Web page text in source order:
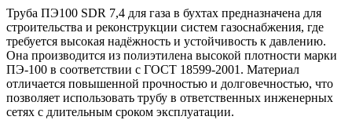
Труба ПЭ100 SDR 7,4 для газа в бухтах предназначена для
строительства и реконструкции систем газоснабжения, где
требуется высокая надёжность и устойчивость к давлению.
Она производится из полиэтилена высокой плотности марки
ПЭ-100 в соответствии с ГОСТ 18599-2001. Материал
отличается повышенной прочностью и долговечностью, что
позволяет использовать трубу в ответственных инженерных
сетях с длительным сроком эксплуатации.